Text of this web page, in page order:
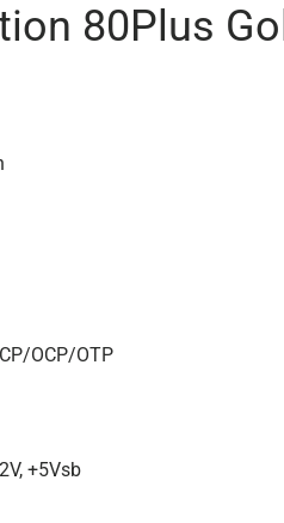
80Plus
OCP/OTP
+5Vsb